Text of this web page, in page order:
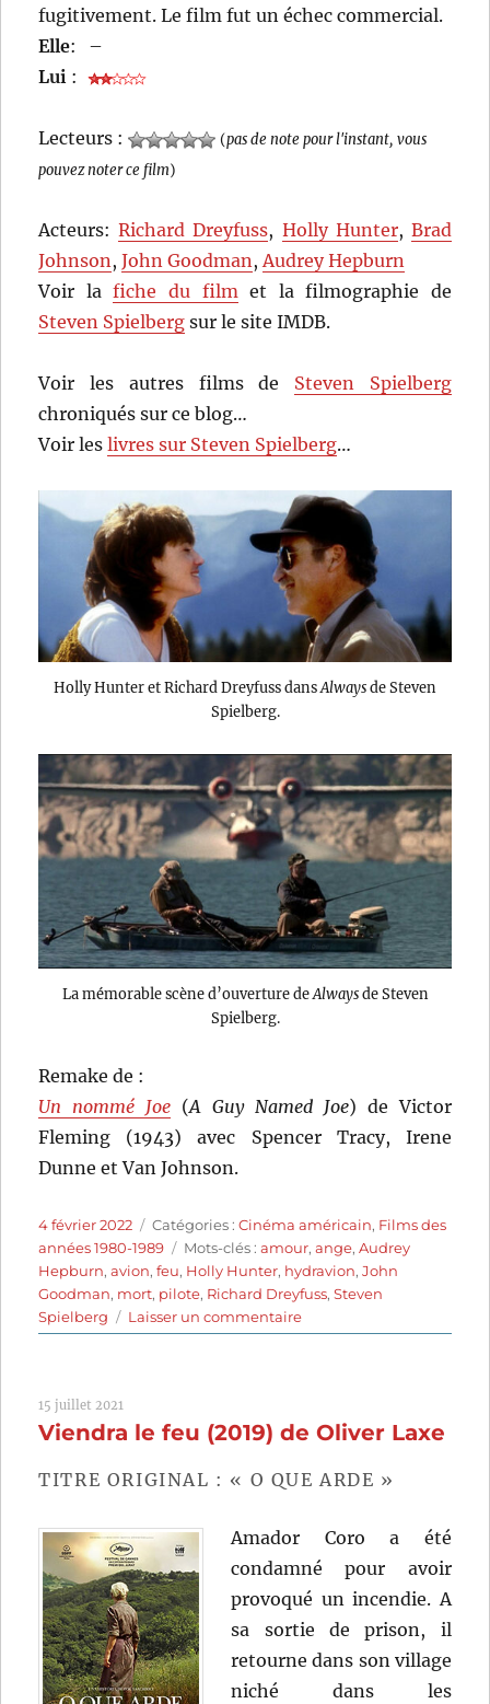
fugitivement. Le film fut un échec commercial.
Elle:
–
Lui :
Lecteurs : (pas de note pour l'instant, vous
pouvez noter ce film)
Acteurs:Richard Dreyfuss, Holly Hunter, Brad
Johnson,John Goodman,Audrey Hepburn
Voir lafiche du filmet la filmographie de
Steven Spielberg sur le site IMDB.
Voir les autres films de Steven Spielberg
chroniqués sur ce blog…
Voir leslivres sur Steven Spielberg…
Holly Hunter et Richard Dreyfuss dansAlwaysde Steven
Spielberg.
La mémorable scène d’ouverture deAlwaysde Steven
Spielberg.
Remake de :
Un nommé Joe (A Guy Named Joe) de Victor
Fleming (1943) avec Spencer Tracy, Irene
Dunne et Van Johnson.
Publié
le
4 février 2022 Catégories
Catégories :Cinéma américain, Films des
années 1980-1989
Étiquettes
Mots-clés :amour,ange,Audrey
Hepburn,avion,feu, Holly Hunter, hydravion,John
Goodman, mort, pilote, Richard Dreyfuss,Steven
Spielberg
Laisser un commentairesur
Always
Spielberg
15 juillet 2021
Viendra le feu (2019) de Oliver Laxe
TITRE ORIGINAL : « O QUE ARDE »
Amador Coro a été
condamné pour avoir
provoqué un incendie. A
sa sortie de prison, il
retourne dans son village
niché dans les